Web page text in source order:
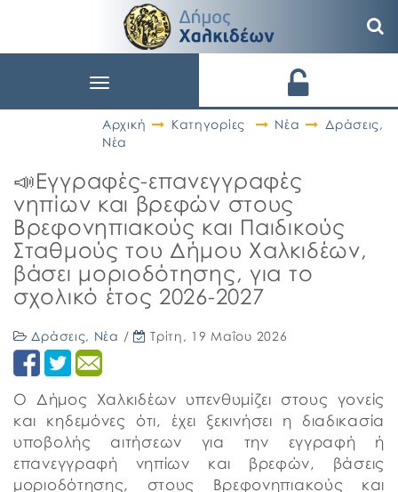
Toggle
Αρχική
Κατηγορίες Νέα Δράσεις,
Νέα
📣Εγγραφές-επανεγγραφές
νηπίων και βρεφών στους
Βρεφονηπιακούς και Παιδικούς
Σταθμούς του Δήμου Χαλκιδέων,
βάσει μοριοδότησης, για το
σχολικό έτος 2026-2027
Δράσεις, Νέα / Τρίτη, 19 Μαΐου 2026
Ο Δήμος Χαλκιδέων υπενθυμίζει στους γονείς
και κηδεμόνες ότι, έχει ξεκινήσει η διαδικασία
υποβολής αιτήσεων για την εγγραφή ή
επανεγγραφή νηπίων και βρεφών, βάσεις
μοριοδότησης, στους Βρεφονηπιακούς και